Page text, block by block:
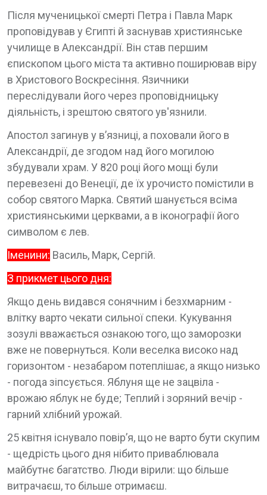
Після мученицької смерті Петра і Павла Марк
проповідував у Єгипті й заснував християнське
училище в Александрії. Він став першим
єпископом цього міста та активно поширював віру
в Христового Воскресіння. Язичники
переслідували його через проповідницьку
діяльність, і зрештою святого ув'язнили.
Апостол загинув у в’язниці, а поховали його в
Александрії, де згодом над його могилою
збудували храм. У 820 році його мощі були
перевезені до Венеції, де їх урочисто помістили в
собор святого Марка. Святий шанується всіма
християнськими церквами, а в іконографії його
символом є лев.
Іменини: Василь, Марк, Сергій.
З прикмет цього дня:
Якщо день видався сонячним і безхмарним -
влітку варто чекати сильної спеки. Кукування
зозулі вважається ознакою того, що заморозки
вже не повернуться. Коли веселка високо над
горизонтом - незабаром потеплішає, а якщо низько
- погода зіпсується. Яблуня ще не зацвіла -
врожаю яблук не буде; Теплий і зоряний вечір -
гарний хлібний урожай.
25 квітня існувало повір’я, що не варто бути скупим
- щедрість цього дня нібито приваблювала
майбутнє багатство. Люди вірили: що більше
витрачаєш, то більше отримаєш.